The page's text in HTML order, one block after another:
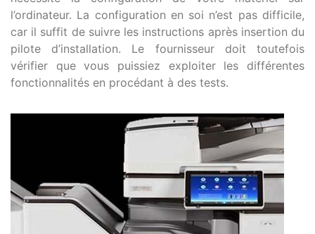
l’ordinateur. La configuration en soi n’est pas difficile,
car il suffit de suivre les instructions après insertion du
pilote d’installation. Le fournisseur doit toutefois
vérifier que vous puissiez exploiter les différentes
fonctionnalités en procédant à des tests.